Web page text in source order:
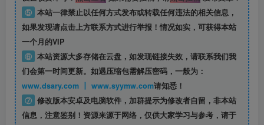
⑤ 本站一律禁止以任何方式发布或转载任何违法的相关信息，
如果发现请点击上方联系方式进行举报！情况如实，可获得本站
一个月的VIP
⑥ 本站资源大多存储在云盘，如发现链接失效，请联系我们我
们会第一时间更新。如遇压缩包需解压密码，一般为：
www.dsary.com 丨 www.syymw.com请知悉！
⑦ 修改版本安卓及电脑软件，加群提示为修改者自留， 非本站
信息，注意鉴别！资源来源于网络，仅供大家学习与参考，请于